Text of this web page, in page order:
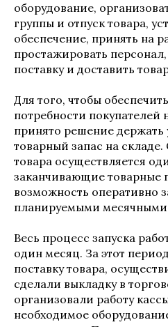
оборудование,
группы и отпуск товара,
обеспечение, принять на
простажировать
поставку и доставить
Для того, чтобы
потребности покупателей
принято решение держать
товарный запас на складе.
товара осуществляется
заканчивающие товарные
возможность оперативно
планируемыми месячными
Весь процесс запуска
один месяц. За этот
поставку товара,
сделали выкладку в
организовали работу
необходимое